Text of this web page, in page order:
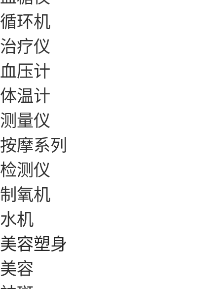
循环机
治疗仪
血压计
体温计
测量仪
按摩系列
检测仪
制氧机
水机
美容塑身
美容